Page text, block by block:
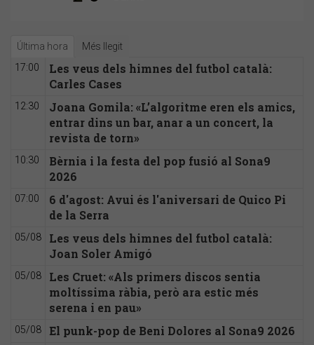
Última hora Més llegit
17:00
Les veus dels himnes del futbol català:
Carles Cases
12:30
Joana Gomila: «L’algoritme eren els amics,
entrar dins un bar, anar a un concert, la
revista de torn»
10:30
Bèrnia i la festa del pop fusió al Sona9
2026
07:00
6 d'agost: Avui és l'aniversari de Quico Pi
de la Serra
05/08
Les veus dels himnes del futbol català:
Joan Soler Amigó
05/08
Les Cruet: «Als primers discos sentia
moltíssima ràbia, però ara estic més
serena i en pau»
05/08 El punk-pop de Beni Dolores al Sona9 2026